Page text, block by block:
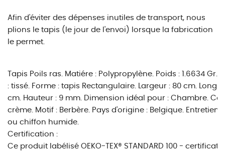
Afin d'éviter des dépenses inutiles de transport, nous
plions le tapis (le jour de l'envoi) lorsque la fabrication
le permet.
Tapis Poils ras. Matiére : Polypropylène. Poids : 1.6634 Gr.
: tissé. Forme : tapis Rectangulaire. Largeur : 80 cm.
cm. Hauteur : 9 mm. Dimension idéal pour : Chambre.
crème. Motif : Berbère. Pays d'origine : Belgique. Entretien
ou chiffon humide.
Certification :
Ce produit labélisé OEKO-TEX® STANDARD 100 - certificat